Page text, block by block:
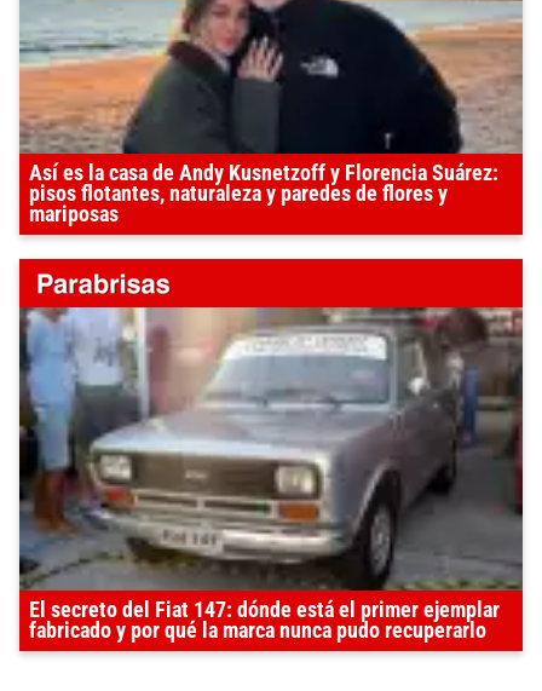
Así es la casa de Andy Kusnetzoff y Florencia Suárez:
pisos flotantes, naturaleza y paredes de flores y
mariposas
El secreto del Fiat 147: dónde está el primer ejemplar
fabricado y por qué la marca nunca pudo recuperarlo